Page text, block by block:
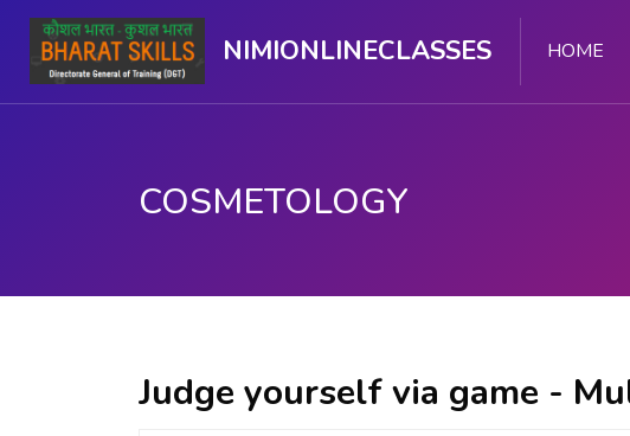
NIMIONLINECLASSES HOME
COSMETOLOGY
Judge yourself via game -